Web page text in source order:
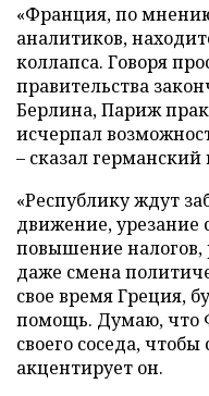
«Франция, по
аналитиков,
коллапса. Говоря
правительства
Берлина, Париж
исчерпал
– сказал
«Республику ждут
движение, урезание
повышение налогов,
даже смена
свое время Греция,
помощь. Думаю, что
своего соседа, чтобы
акцентирует он.